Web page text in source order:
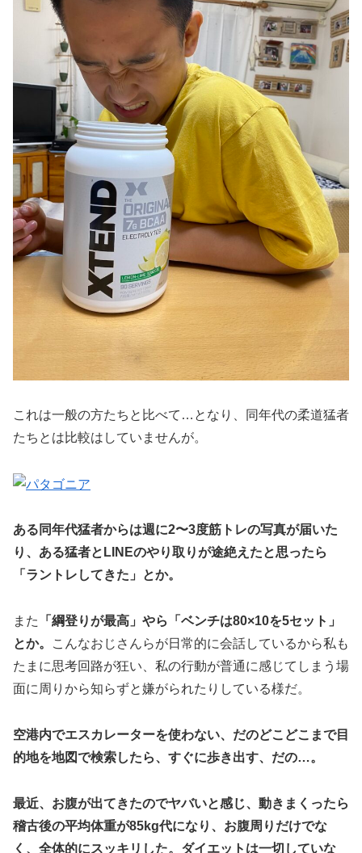
これは一般の方たちと比べて…となり、同年代の柔道猛者
たちとは比較はしていませんが。
ある同年代猛者からは週に2〜3度筋トレの写真が届いた
り、ある猛者とLINEのやり取りが途絶えたと思ったら
「ラントレしてきた」とか。
また
「綱登りが最高」やら「ベンチは80×10を5セット」
とか。
こんなおじさんらが日常的に会話しているから私も
たまに思考回路が狂い、私の行動が普通に感じてしまう場
面に周りから知らずと嫌がられたりしている様だ。
空港内でエスカレーターを使わない、だのどこどこまで目
的地を地図で検索したら、すぐに歩き出す、だの…。
最近、お腹が出てきたのでヤバいと感じ、動きまくったら
稽古後の平均体重が85kg代になり、お腹周りだけでな
く、全体的にスッキリした。ダイエットは一切していな